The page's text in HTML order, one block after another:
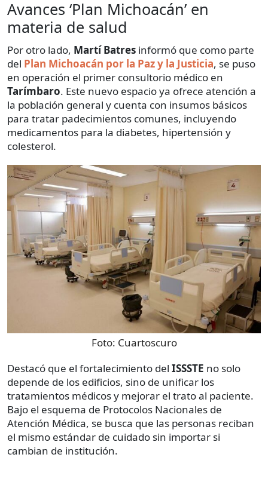
Avances ‘Plan Michoacán’ en
materia de salud
Por otro lado, Martí Batres informó que como parte
del Plan Michoacán por la Paz y la Justicia, se puso
en operación el primer consultorio médico en
Tarímbaro. Este nuevo espacio ya ofrece atención a
la población general y cuenta con insumos básicos
para tratar padecimientos comunes, incluyendo
medicamentos para la diabetes, hipertensión y
colesterol.
Foto: Cuartoscuro
Destacó que el fortalecimiento del ISSSTE no solo
depende de los edificios, sino de unificar los
tratamientos médicos y mejorar el trato al paciente.
Bajo el esquema de Protocolos Nacionales de
Atención Médica, se busca que las personas reciban
el mismo estándar de cuidado sin importar si
cambian de institución.